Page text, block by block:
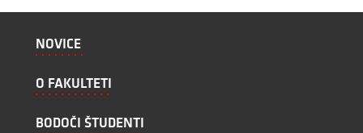
NOVICE
O FAKULTETI
BODOČI ŠTUDENTI